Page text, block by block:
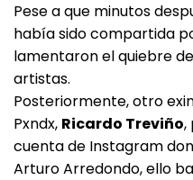
Pese a que minutos
había sido compartida
lamentaron el quiebre
artistas.
Posteriormente, otro
Pxndx, Ricardo Treviño,
cuenta de Instagram
Arturo Arredondo, ello